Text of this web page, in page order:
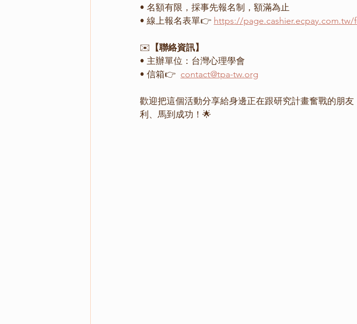
• 名額有限，採事先報名制，額滿為止
• 線上報名表單👉 https://
✉️ 【聯絡資訊】
• 主辦單位：台灣心理學會
• 信箱👉 contact@tpa-tw.org
歡迎把這個活動分享給身邊正在跟研究計畫奮戰的朋
利、馬到成功！🌟